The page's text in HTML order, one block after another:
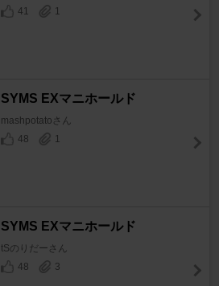
41
1
SYMS EXマニホールド
mashpotatoさん
48
1
SYMS EXマニホールド
tSのりだーさん
48
3